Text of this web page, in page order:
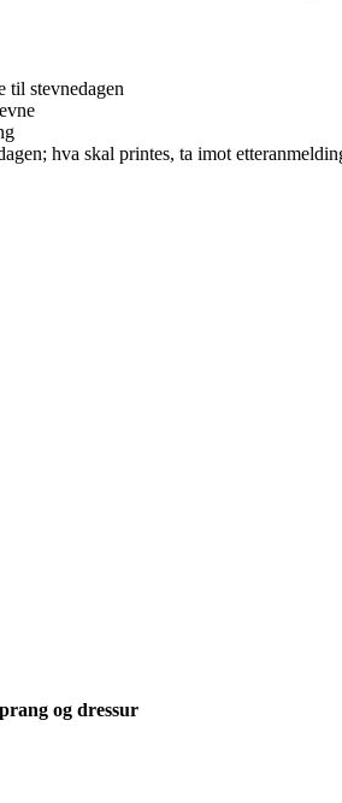
stevnedagen
hva skal printes, ta imot
og dressur